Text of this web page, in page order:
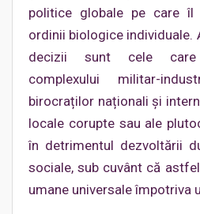
politice globale pe care îl
ordinii biologice individuale.
decizii sunt cele care
complexului militar-
birocraților naționali și
locale corupte sau ale
în detrimentul dezvoltării
sociale, sub cuvânt că
umane universale împotriva